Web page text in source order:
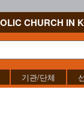
CHURCH IN
기관/단체